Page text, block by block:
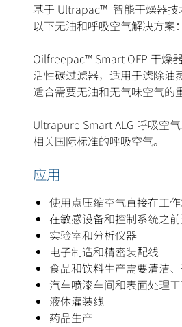
基于 Ultrapac™ 智能干燥器技
以下无油和呼吸空气解决方案：
Oilfreepac™ Smart OFP 干燥
活性碳过滤器，适用于滤除油
适合需要无油和无气味空气的
Ultrapure Smart ALG 呼吸空
相关国际标准的呼吸空气。
应用
使用点压缩空气直接在工
在敏感设备和控制系统之
实验室和分析仪器
电子制造和精密装配线
食品和饮料生产需要清洁
汽车喷漆车间和表面处理
液体灌装线
药品生产